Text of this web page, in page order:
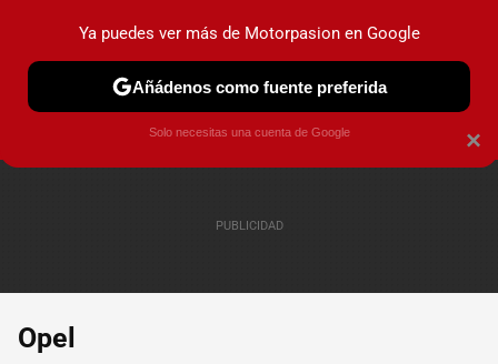
PRUEBAS COCHES ELÉCTRICOS OBSERVATORIO
Opel
×
Ya puedes ver más de Motorpasion en Google
Añádenos como fuente preferida
Solo necesitas una cuenta de Google